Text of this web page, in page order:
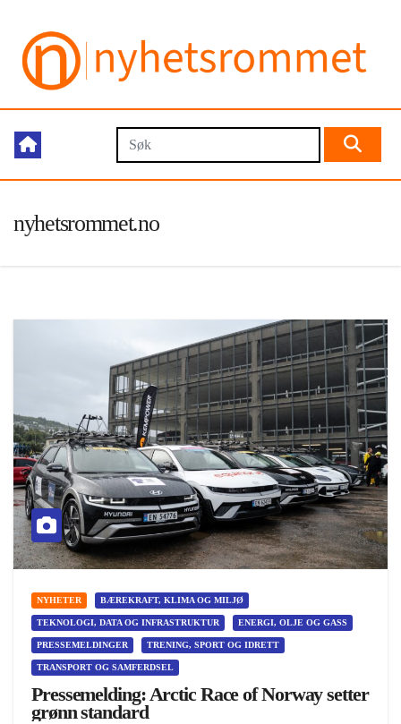
nyhetsrommet.no
NYHETER BÆREKRAFT, KLIMA OG MILJØ
TEKNOLOGI, DATA OG INFRASTRUKTUR ENERGI, OLJE OG GASS
PRESSEMELDINGER TRENING, SPORT OG IDRETT
TRANSPORT OG SAMFERDSEL
Pressemelding: Arctic Race of Norway setter
grønn standard